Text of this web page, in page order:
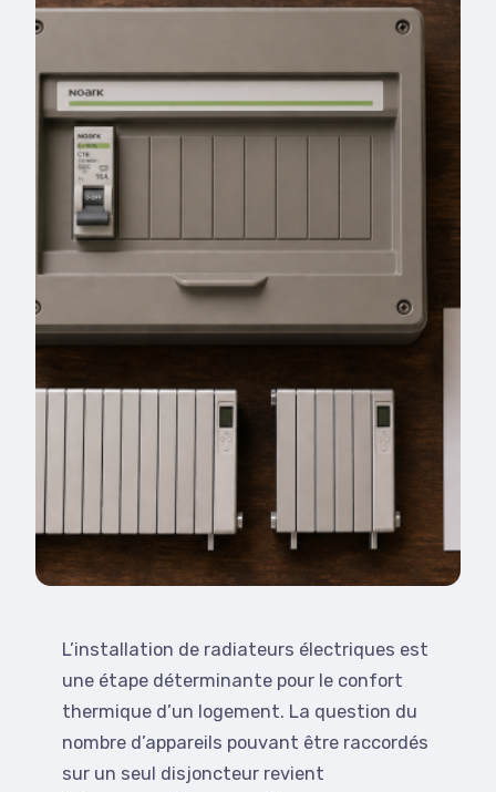
L’installation de radiateurs électriques est
une étape déterminante pour le confort
thermique d’un logement. La question du
nombre d’appareils pouvant être raccordés
sur un seul disjoncteur revient